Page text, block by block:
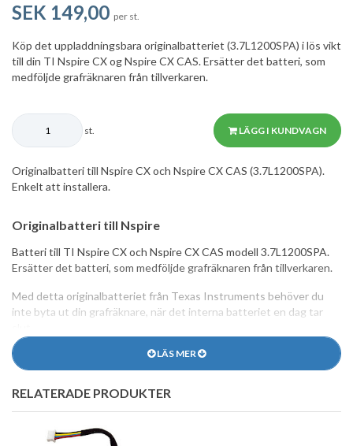
SEK 149,00 per st.
Köp det uppladdningsbara originalbatteriet (3.7L1200SPA) i lös vikt
till din TI Nspire CX og Nspire CX CAS. Ersätter det batteri, som
medföljde grafräknaren från tillverkaren.
st. LÄGG I KUNDVAGN
Originalbatteri till Nspire CX och Nspire CX CAS (3.7L1200SPA).
Enkelt att installera.
Originalbatteri till Nspire
Batteri till TI Nspire CX och Nspire CX CAS modell 3.7L1200SPA.
Ersätter det batteri, som medföljde grafräknaren från tillverkaren.
Med detta originalbatteriet från Texas Instruments behöver du
inte byta ut din grafräknare, när det interna batteriet en dag tar
Batteriet är originalet från Texas Instruments, och att är mycket
enkelt att byta.
Så här byter du batteri till Nspire CX och CX CAS
Om det interna batteriet i din Nspire grafräknare är slut, är det
enkelt att byta ut det mot ett nytt:
LÄS MER
RELATERADE PRODUKTER